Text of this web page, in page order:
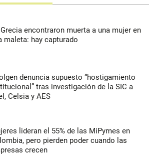
encontraron muerta a una mujer en
maleta: hay capturado
denuncia supuesto “hostigamiento
tras investigación de la SIC a
Celsia y AES
lideran el 55% de las MiPymes en
pero pierden poder cuando las
crecen